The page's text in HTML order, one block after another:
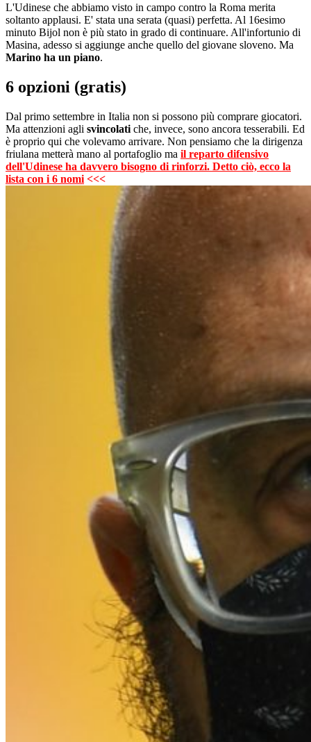
L'Udinese che abbiamo visto in campo contro la Roma merita
soltanto applausi. E' stata una serata (quasi) perfetta. Al 16esimo
minuto Bijol non è più stato in grado di continuare. All'infortunio di
Masina, adesso si aggiunge anche quello del giovane sloveno. Ma
Marino ha un piano.
6 opzioni (gratis)
Dal primo settembre in Italia non si possono più comprare giocatori.
Ma attenzioni agli svincolati che, invece, sono ancora tesserabili. Ed
è proprio qui che volevamo arrivare. Non pensiamo che la dirigenza
friulana metterà mano al portafoglio ma il reparto difensivo
dell'Udinese ha davvero bisogno di rinforzi. Detto ciò, ecco la
lista con i 6 nomi <<<